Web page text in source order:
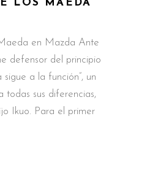
LOS MAEDA
en Mazda Ante
defensor del principio
a la función”, un
todas sus diferencias,
Ikuo. Para el primer